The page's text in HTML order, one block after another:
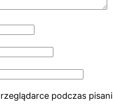
podczas